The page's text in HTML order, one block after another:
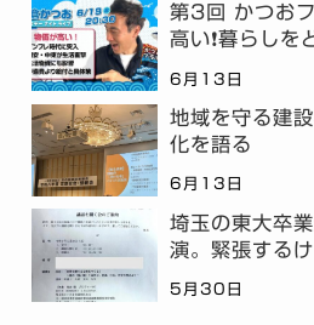
第3回 かつお
高い❗暮らしを
6月13日
地域を守る建
化を語る
6月13日
埼玉の東大卒
演。緊張する
5月30日